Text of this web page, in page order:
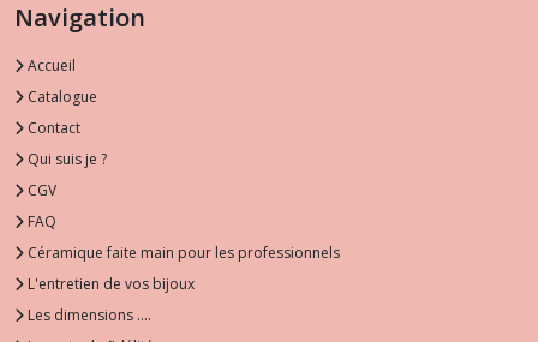
Navigation
Accueil
Catalogue
Contact
Qui suis je ?
CGV
FAQ
Céramique faite main pour les professionnels
L'entretien de vos bijoux
Les dimensions ....